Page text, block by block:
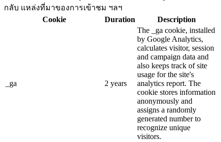
กลับ แหล่งที่มาของการเข้าชม ฯลฯ
Cookie
Duration Description
_ga 2 years
The _ga cookie, installed
by Google Analytics,
calculates visitor, session
and campaign data and
also keeps track of site
usage for the site's
analytics report. The
cookie stores information
anonymously and
assigns a randomly
generated number to
recognize unique
visitors.